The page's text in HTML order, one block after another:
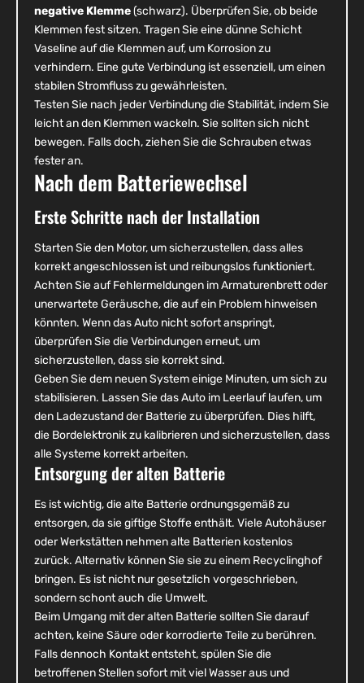
negative Klemme(schwarz). Überprüfen Sie, ob beide
Klemmen fest sitzen. Tragen Sie eine dünne Schicht
Vaseline auf die Klemmen auf, um Korrosion zu
verhindern. Eine gute Verbindung ist essenziell, um einen
stabilen Stromfluss zu gewährleisten.
Testen Sie nach jeder Verbindung die Stabilität, indem Sie
leicht an den Klemmen wackeln. Sie sollten sich nicht
bewegen. Falls doch, ziehen Sie die Schrauben etwas
fester an.
Nach dem Batteriewechsel
Erste Schritte nach der Installation
Starten Sie den Motor, um sicherzustellen, dass alles
korrekt angeschlossen ist und reibungslos funktioniert.
Achten Sie auf Fehlermeldungen im Armaturenbrett oder
unerwartete Geräusche, die auf ein Problem hinweisen
könnten. Wenn das Auto nicht sofort anspringt,
überprüfen Sie die Verbindungen erneut, um
sicherzustellen, dass sie korrekt sind.
Geben Sie dem neuen System einige Minuten, um sich zu
stabilisieren. Lassen Sie das Auto im Leerlauf laufen, um
den Ladezustand der Batterie zu überprüfen. Dies hilft,
die Bordelektronik zu kalibrieren und sicherzustellen, dass
alle Systeme korrekt arbeiten.
Entsorgung der alten Batterie
Es ist wichtig, die alte Batterie ordnungsgemäß zu
entsorgen, da sie giftige Stoffe enthält. Viele Autohäuser
oder Werkstätten nehmen alte Batterien kostenlos
zurück. Alternativ können Sie sie zu einem Recyclinghof
bringen. Es ist nicht nur gesetzlich vorgeschrieben,
sondern schont auch die Umwelt.
Beim Umgang mit der alten Batterie sollten Sie darauf
achten, keine Säure oder korrodierte Teile zu berühren.
Falls dennoch Kontakt entsteht, spülen Sie die
betroffenen Stellen sofort mit viel Wasser aus und